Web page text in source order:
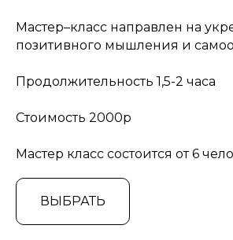
Мастер–класс направлен на
позитивного мышления и
Продолжительность 1,5-2 часа
Стоимость 2000р
Мастер класс состоится от 6
ВЫБРАТЬ